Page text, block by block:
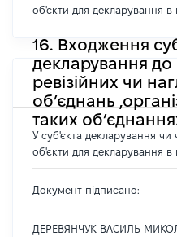
об'єкти для декларування в
16. Входження
декларування до
ревізійних чи
об’єднань
таких
У суб'єкта декларування чи
об'єкти для декларування в
Документ підписано:
ДЕРЕВЯНЧУК ВАСИЛЬ